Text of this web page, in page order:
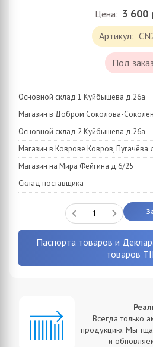
Артикул:
Под заказ
Цена: 3 600
Основной склад 1 Куйбышева д.26а
Магазин в Добром Соколова-
Основной склад 2 Куйбышева д.26а
Магазин в Коврове Ковров, Пугачёва
Магазин на Мира Фейгина д.6/25
Склад поставщика
Паспорта товаров и
товаров
Всегда только
продукцию. Мы
и